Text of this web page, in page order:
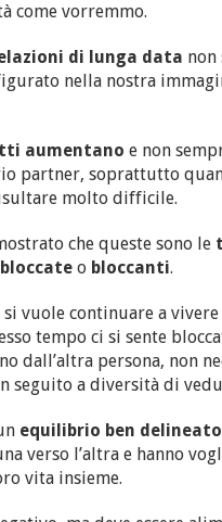
come vorremmo.
di lunga data non
nella nostra
aumentano e non
partner, soprattutto
molto difficile.
che queste sono le
bloccateo bloccanti.
vuole continuare a
tempo ci si sente
dall’altra persona, non
seguito a diversità di
equilibrio ben delineato
verso l’altra e hanno
vita insieme.